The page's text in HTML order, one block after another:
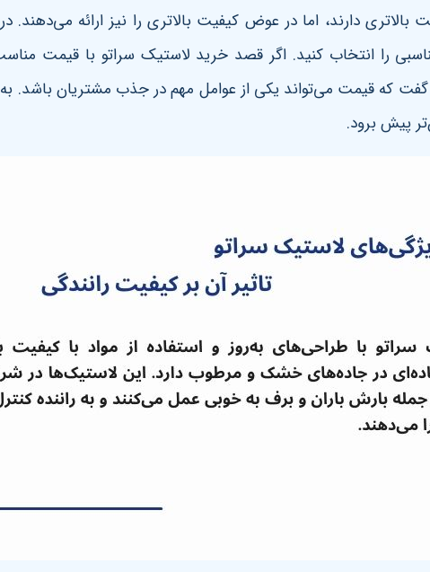
بالاتری دارند، اما در عوض کیفیت بالاتری را نیز ارائه
را انتخاب کنید. اگر قصد خرید لاستیک سراتو با قیمت
که قیمت می‌تواند یکی از عوامل مهم در جذب مشتریان باشد.
پیش برود.